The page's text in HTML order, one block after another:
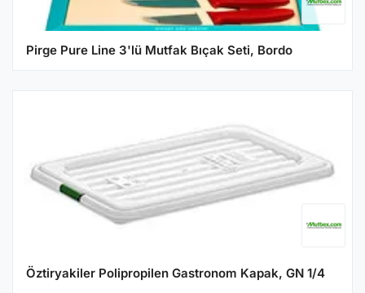
Pirge Pure Line 3'lü Mutfak Bıçak Seti, Bordo
Öztiryakiler Polipropilen Gastronom Kapak, GN 1/4